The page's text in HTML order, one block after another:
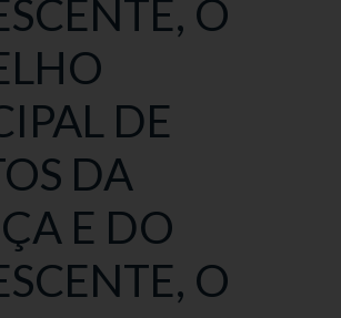
O
DE
DA
E DO
O